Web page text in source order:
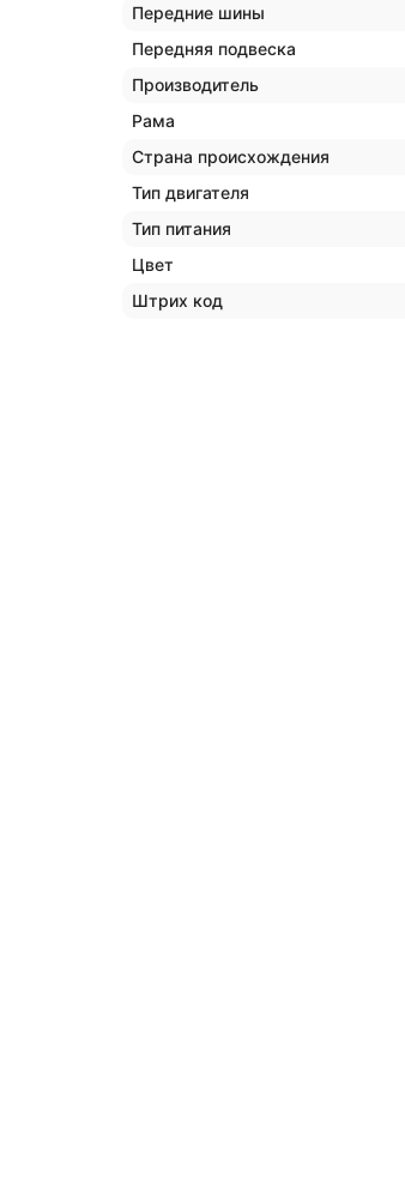
Передние шины
Передняя подвеска
Производитель
Рама
Страна происхождения
Тип двигателя
Тип питания
Цвет
Штрих код